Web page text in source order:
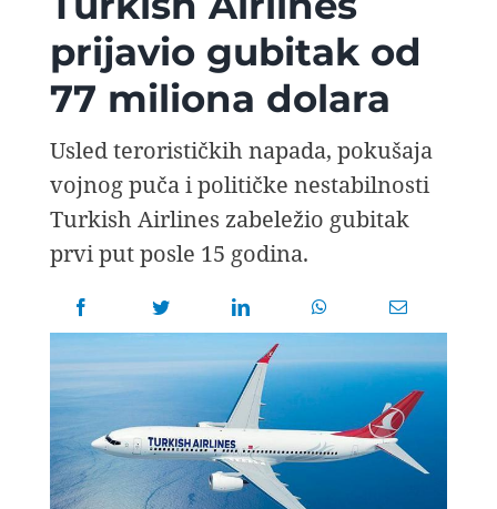
AVIOPEDIA
SPECIJAL
FOTO PRIČA
AGENT
Search
for:
prijavio gubitak od
77 miliona dolara
Usled terorističkih napada, pokušaja
vojnog puča i političke nestabilnosti
Turkish Airlines zabeležio gubitak
prvi put posle 15 godina.